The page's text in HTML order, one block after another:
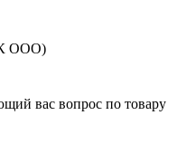
ООО)
вас вопрос по товару